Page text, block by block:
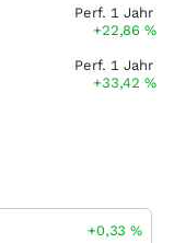
Perf. 1 Jahr
+22,86%
Perf. 1 Jahr
+33,42%
+0,33%